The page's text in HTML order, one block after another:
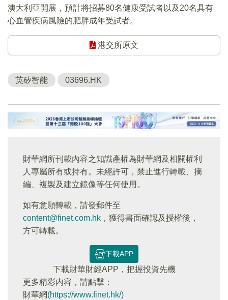
澳大利亞開展，預計將招募80名健康受試者以及20名具有
心血管疾病風險的肥胖成年受試者。
港交所原文
英矽智能 03696.HK
財華網所刊載內容之知識產權為財華網及相關權利
人專屬所有或持有。未經許可，禁止進行轉載、摘
編、複製及建立鏡像等任何使用。
如有意願轉載，請發郵件至
content@finet.com.hk ，獲得書面確認及授權後，
方可轉載。
下載APP
下載財華財經APP，把握投資先機
更多精彩内容，請點擊：
財華網(https://www.finet.hk/)